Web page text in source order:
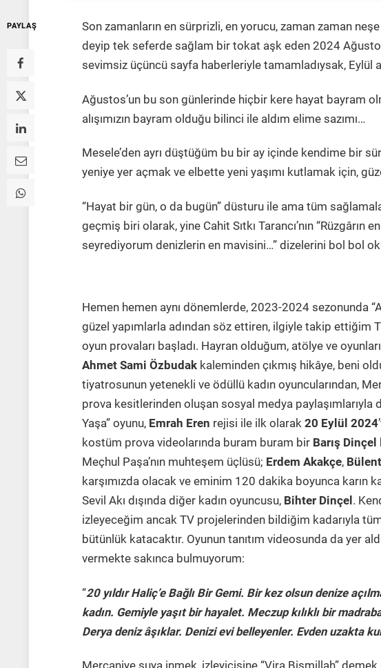
PAYLAŞ
Son zamanların en sürprizli, en yorucu, zaman zaman
deyip tek seferde sağlam bir tokat aşk eden 2024
sevimsiz üçüncü sayfa haberleriyle tamamladıysak, Eylül
Ağustos’un bu son günlerinde hiçbir kere hayat bayram
alışımızın bayram olduğu bilinci ile aldım elime sazımı…
Mesele’den ayrı düştüğüm bu bir ay içinde kendime bir
yeniye yer açmak ve elbette yeni yaşımı kutlamak için,
“Hayat bir gün, o da bugün” düsturu ile ama tüm
geçmiş biri olarak, yine Cahit Sıtkı Tarancı’nın “Rüzgârın
seyrediyorum denizlerin en mavisini…” dizelerini bol bol
Hemen hemen aynı dönemlerde, 2023-2024 sezonunda
güzel yapımlarla adından söz ettiren, ilgiyle takip ettiğim
oyun provaları başladı. Hayran olduğum, atölye ve
Ahmet Sami Özbudakkaleminden çıkmış hikâye, beni
tiyatrosunun yetenekli ve ödüllü kadın oyuncularından,
prova kesitlerinden oluşan sosyal medya paylaşımlarıyla
Yaşa” oyunu, Emrah Eren rejisi ile ilk olarak 20 Eylül 2024
kostüm prova videolarında buram buram bir Barış Dinçel
Meçhul Paşa’nın muhteşem üçlüsü; Erdem Akakçe,
karşımızda olacak ve eminim 120 dakika boyunca karın
Sevil Akı dışında diğer kadın oyuncusu, Bihter Dinçel .
izleyeceğim ancak TV projelerinden bildiğim kadarıyla
bütünlük katacaktır. Oyunun tanıtım videosunda da yer
vermekte sakınca bulmuyorum:
“20 yıldır Haliç’e Bağlı Bir Gemi. Bir kez olsun denize
kadın. Gemiyle yaşıt bir hayalet. Meczup kılıklı bir
Derya deniz âşıklar. Denizi evi belleyenler. Evden uzakta